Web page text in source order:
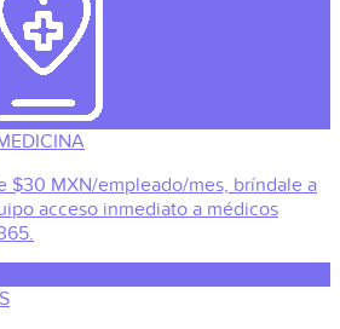
$30 MXN/empleado/mes, bríndale a
acceso inmediato a médicos